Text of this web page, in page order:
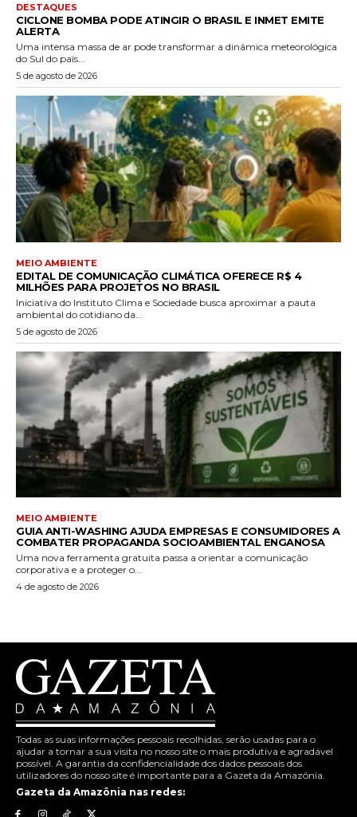
DESTAQUES
CICLONE BOMBA PODE ATINGIR O BRASIL E INMET EMITE
ALERTA
Uma intensa massa de ar pode transformar a dinâmica meteorológica
do Sul do país...
5 de agosto de 2026
MEIO AMBIENTE
EDITAL DE COMUNICAÇÃO CLIMÁTICA OFERECE R$ 4
MILHÕES PARA PROJETOS NO BRASIL
Iniciativa do Instituto Clima e Sociedade busca aproximar a pauta
ambiental do cotidiano da...
5 de agosto de 2026
MEIO AMBIENTE
GUIA ANTI-WASHING AJUDA EMPRESAS E CONSUMIDORES A
COMBATER PROPAGANDA SOCIOAMBIENTAL ENGANOSA
Uma nova ferramenta gratuita passa a orientar a comunicação
corporativa e a proteger o...
4 de agosto de 2026
Todas as suas informações pessoais recolhidas, serão usadas para o
ajudar a tornar a sua visita no nosso site o mais produtiva e agradável
possível. A garantia da confidencialidade dos dados pessoais dos
utilizadores do nosso site é importante para a Gazeta da Amazônia.
Gazeta da Amazônia nas redes: